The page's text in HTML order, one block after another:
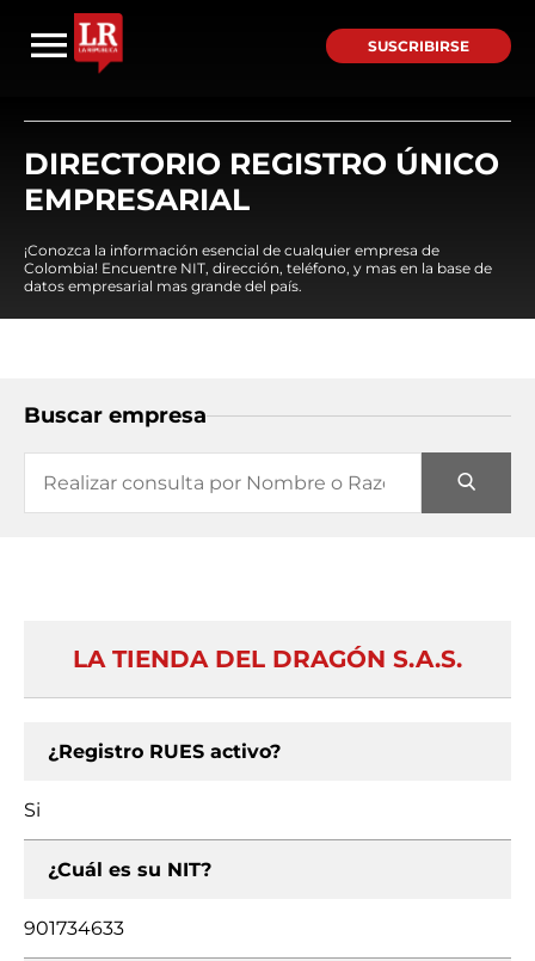
SUSCRIBIRSE
DIRECTORIO REGISTRO ÚNICO
EMPRESARIAL
¡Conozca la información esencial de cualquier empresa de
Colombia! Encuentre NIT, dirección, teléfono, y mas en la base de
datos empresarial mas grande del país.
Buscar empresa
LA TIENDA DEL DRAGÓN S.A.S.
¿Registro RUES activo?
Si
¿Cuál es su NIT?
901734633